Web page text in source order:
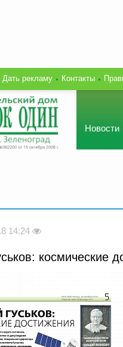
Дать рекламу Контакты
Новости
14:24
космические